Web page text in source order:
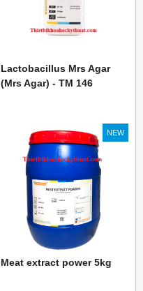
Lactobacillus Mrs Agar
(Mrs Agar) - TM 146
NEW
Meat extract power 5kg